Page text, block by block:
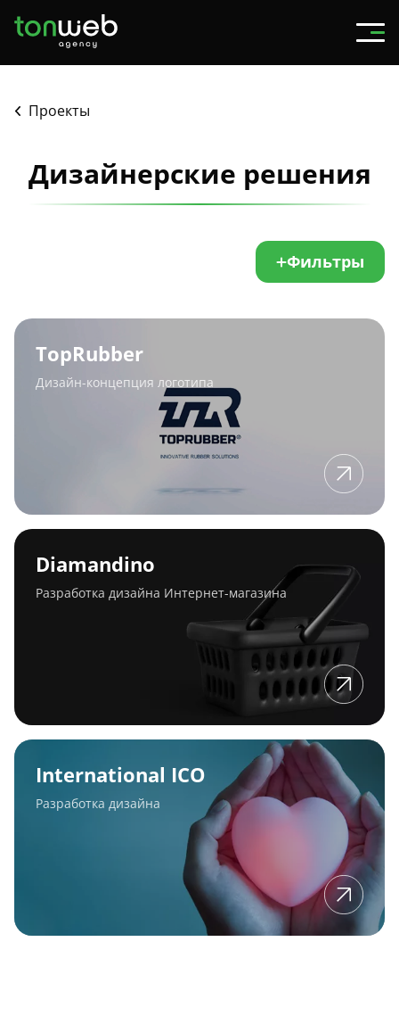
Проекты
Дизайнерские решения
Фильтры
TopRubber
TopRubber
Дизайн-концепция логотипа
Diamandino
Diamandino
Разработка дизайна Интернет-магазина
International
International ICO
Разработка дизайна